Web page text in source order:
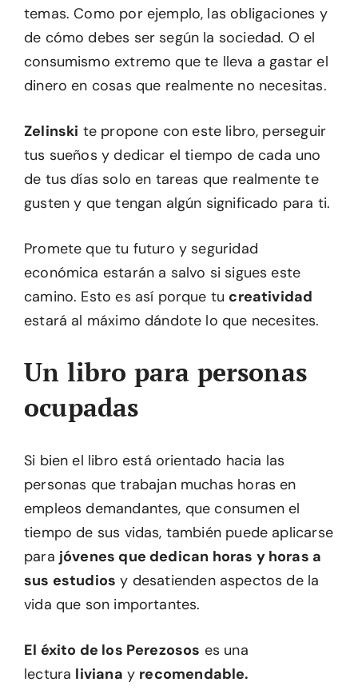
temas. Como por ejemplo, las obligaciones y
de cómo debes ser según la sociedad. O el
consumismo extremo que te lleva a gastar el
dinero en cosas que realmente no necesitas.
Zelinski te propone con este libro, perseguir
tus sueños y dedicar el tiempo de cada uno
de tus días solo en tareas que realmente te
gusten y que tengan algún significado para ti.
Promete que tu futuro y seguridad
económica estarán a salvo si sigues este
camino. Esto es así porque tu creatividad
estará al máximo dándote lo que necesites.
Un libro para personas
ocupadas
Si bien el libro está orientado hacia las
personas que trabajan muchas horas en
empleos demandantes, que consumen el
tiempo de sus vidas, también puede aplicarse
para jóvenes que dedican horas y horas a
sus estudios y desatienden aspectos de la
vida que son importantes.
El éxito de los Perezosos es una
lectura liviana y recomendable.